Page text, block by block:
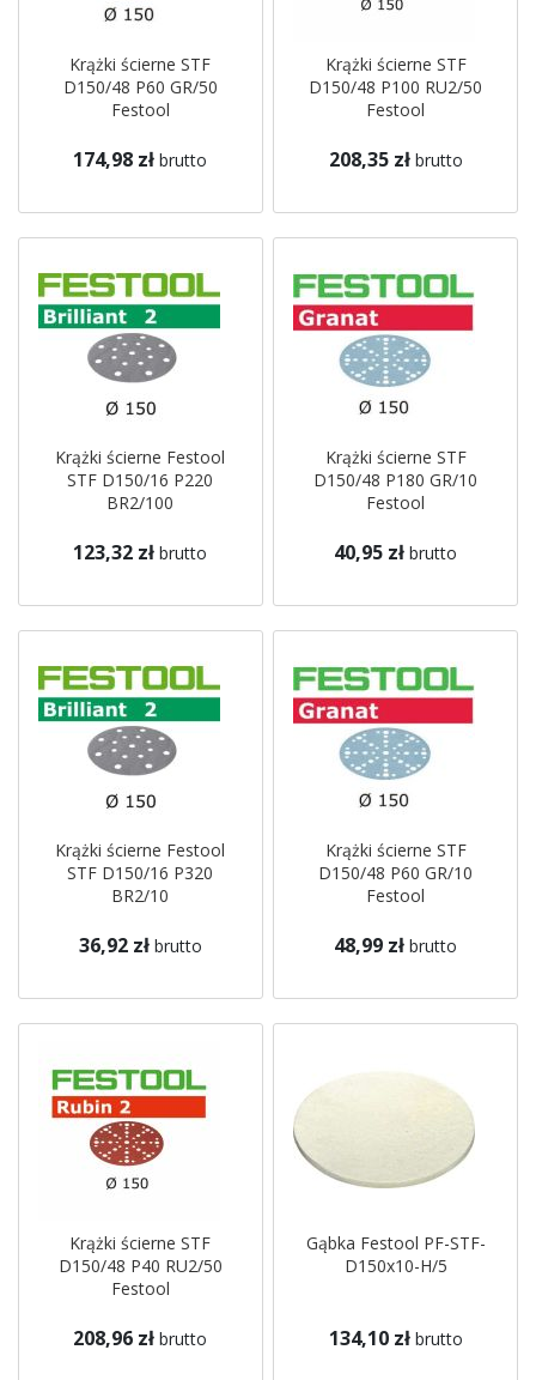
Krążki ścierne STF
D150/48 P60 GR/50
Festool
174,98 zł brutto
Krążki ścierne STF
D150/48 P100 RU2/50
Festool
208,35 zł brutto
Krążki ścierne Festool
STF D150/16 P220
BR2/100
123,32 zł brutto
Krążki ścierne STF
D150/48 P180 GR/10
Festool
40,95 zł brutto
Krążki ścierne Festool
STF D150/16 P320
BR2/10
36,92 zł brutto
Krążki ścierne STF
D150/48 P60 GR/10
Festool
48,99 zł brutto
Krążki ścierne STF
D150/48 P40 RU2/50
Festool
208,96 zł brutto
Gąbka Festool PF-STF-
D150x10-H/5
134,10 zł brutto